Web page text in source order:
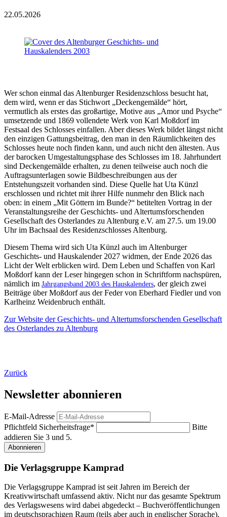
22.05.2026
Wer schon einmal das Altenburger Residenzschloss besucht hat,
dem wird, wenn er das Stichwort „Deckengemälde“ hört,
vermutlich als erstes das großartige, Motive aus „Amor und Psyche“
umsetzende und 1869 vollendete Werk von Karl Moßdorf im
Festsaal des Schlosses einfallen. Aber dieses Werk bildet längst nicht
den einzigen Gattungsbeitrag, den man in den Räumlichkeiten des
Schlosses heute noch finden kann, und auch nicht den ältesten. Aus
der barocken Umgestaltungsphase des Schlosses im 18. Jahrhundert
sind Deckengemälde erhalten, zu denen teilweise auch noch die
Auftragsunterlagen sowie Bildbeschreibungen aus der
Entstehungszeit vorhanden sind. Diese Quelle hat Uta Künzl
erschlossen und richtet mit ihrer Hilfe nunmehr den Blick nach
oben: in einem „Mit Göttern im Bunde?“ betitelten Vortrag in der
Veranstaltungsreihe der Geschichts- und Altertumsforschenden
Gesellschaft des Osterlandes zu Altenburg e.V. am 27.5. um 19.00
Uhr im Bachsaal des Residenzschlosses Altenburg.
Diesem Thema wird sich Uta Künzl auch im Altenburger
Geschichts- und Hauskalender 2027 widmen, der Ende 2026 das
Licht der Welt erblicken wird. Dem Leben und Schaffen von Karl
Moßdorf kann der Leser hingegen schon in Schriftform nachspüren,
nämlich im Jahrgangsband 2003 des Hauskalenders, der gleich zwei
Beiträge über Moßdorf aus der Feder von Eberhard Fiedler und von
Karlheinz Weidenbruch enthält.
Zur Website der Geschichts- und Altertumsforschenden Gesellschaft
des Osterlandes zu Altenburg
Zurück
Newsletter abonnieren
E-Mail-Adresse
Pflichtfeld Sicherheitsfrage*
Bitte
addieren Sie 3 und 5.
Abonnieren
Die Verlagsgruppe Kamprad
Die Verlagsgruppe Kamprad ist seit Jahren im Bereich der
Kreativwirtschaft umfassend aktiv. Nicht nur das gesamte Spektrum
des Verlagswesens wird dabei abgedeckt – Buchveröffentlichungen
im deutschsprachigen Raum (teils aber auch in englischer Sprache),